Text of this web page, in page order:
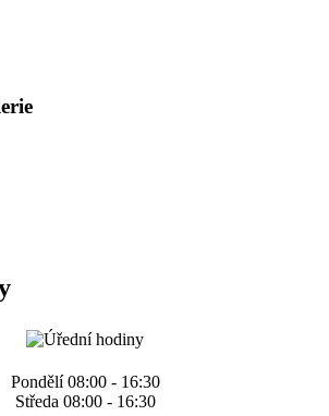
Pondělí 08:00 - 16:30
Středa 08:00 - 16:30